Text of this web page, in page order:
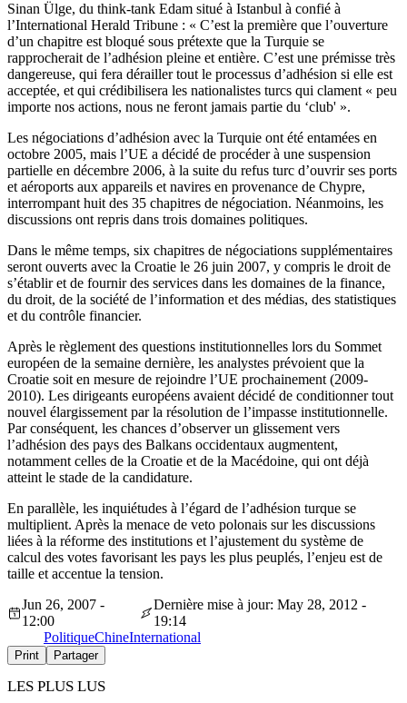
Sinan Ülge, du think-tank Edam situé à Istanbul à confié à
l’International Herald Tribune : « C’est la première que l’ouverture
d’un chapitre est bloqué sous prétexte que la Turquie se
rapprocherait de l’adhésion pleine et entière. C’est une prémisse très
dangereuse, qui fera dérailler tout le processus d’adhésion si elle est
acceptée, et qui crédibilisera les nationalistes turcs qui clament « peu
importe nos actions, nous ne feront jamais partie du ‘club' ».
Les négociations d’adhésion avec la Turquie ont été entamées en
octobre 2005, mais l’UE a décidé de procéder à une suspension
partielle en décembre 2006, à la suite du refus turc d’ouvrir ses ports
et aéroports aux appareils et navires en provenance de Chypre,
interrompant huit des 35 chapitres de négociation. Néanmoins, les
discussions ont repris dans trois domaines politiques.
Dans le même temps, six chapitres de négociations supplémentaires
seront ouverts avec la Croatie le 26 juin 2007, y compris le droit de
s’établir et de fournir des services dans les domaines de la finance,
du droit, de la société de l’information et des médias, des statistiques
et du contrôle financier.
Après le règlement des questions institutionnelles lors du Sommet
européen de la semaine dernière, les analystes prévoient que la
Croatie soit en mesure de rejoindre l’UE prochainement (2009-
2010). Les dirigeants européens avaient décidé de conditionner tout
nouvel élargissement par la résolution de l’impasse institutionnelle.
Par conséquent, les chances d’observer un glissement vers
l’adhésion des pays des Balkans occidentaux augmentent,
notamment celles de la Croatie et de la Macédoine, qui ont déjà
atteint le stade de la candidature.
En parallèle, les inquiétudes à l’égard de l’adhésion turque se
multiplient. Après la menace de veto polonais sur les discussions
liées à la réforme des institutions et l’ajustement du système de
calcul des votes favorisant les pays les plus peuplés, l’enjeu est de
taille et accentue la tension.
Jun 26, 2007 -
12:00
Dernière mise à jour: May 28, 2012 -
19:14
PolitiqueChineInternational
Print Partager
LES PLUS LUS